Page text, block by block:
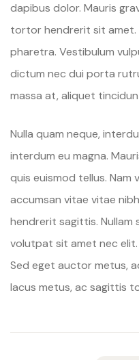
dapibus dolor. Mauris
tortor hendrerit sit amet.
pharetra. Vestibulum
dictum nec dui porta
massa at, aliquet
Nulla quam neque,
interdum eu magna.
quis euismod tellus. Nam
accumsan vitae vitae
hendrerit sagittis. Nullam
volutpat sit amet nec
Sed eget auctor metus,
lacus metus, ac sagittis